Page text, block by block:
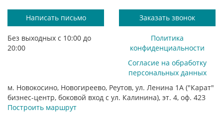
Написать письмо Заказать звонок
Без выходных с 10:00 до
20:00
Политика
конфиденциальности
Согласие на обработку
персональных данных
м. Новокосино, Новогиреево, Реутов, ул. Ленина 1А ("Карат"
бизнес-центр, боковой вход с ул. Калинина), эт. 4, оф. 423
Построить маршрут